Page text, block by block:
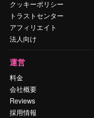
クッキーポリシー
トラストセンター
アフィリエイト
法人向け
運営
料金
会社概要
Reviews
採用情報